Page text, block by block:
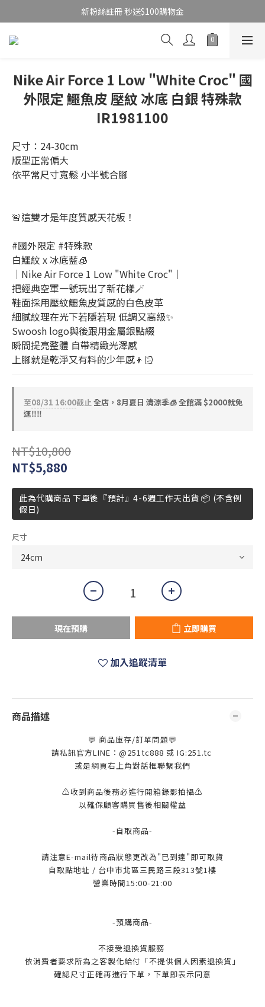
新粉絲註冊 秒送$100購物金
Nike Air Force 1 Low "White Croc" 國
外限定 鱷魚皮 壓紋 冰底 白銀 特殊款
IR1981100
尺寸：24-30cm
版型正常偏大
依平常尺寸寬鬆 小半號合腳
🚨這雙才是年度質感天花板！
#國外限定 #特殊款
白鱷紋 x 冰底藍🧊
｜Nike Air Force 1 Low "White Croc"｜
把經典空軍一號玩出了新花樣🪄
鞋面採用壓紋鱷魚皮質感的白色皮革
細膩紋理在光下若隱若現 低調又高級✨
Swoosh logo與後跟用金屬銀點綴
瞬間提亮整體 自帶精緻光澤感
上腳就是乾淨又有料的少年感👦🏻
至08/31 16:00截止全店，8月夏日 清涼季🧊 全館滿 $2000就免
運‼️‼️
NT$10,800
NT$5,880
此為代購商品 下單後『預計』4-6週工作天出貨 📦 (不含例
假日)
尺寸
現在預購 立即購買
加入追蹤清單
商品描述
💬 商品庫存/訂單問題💬
請私訊官方LINE：@251tc888 或 IG:251.tc
或是網頁右上角對話框聯繫我們
⚠️收到商品後務必進行開箱錄影拍攝⚠️
以確保顧客購買售後相關權益
-自取商品-
請注意E-mail待商品狀態更改為"已到達"即可取貨
自取點地址 / 台中市北區三民路三段313號1樓
營業時間15:00-21:00
-預購商品-
不接受退換貨服務
依消費者要求所為之客製化給付「不提供個人因素退換貨」
確認尺寸正確再進行下單，下單即表示同意